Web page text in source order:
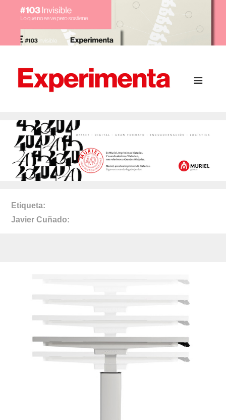
Etiqueta
Javier Cuñado